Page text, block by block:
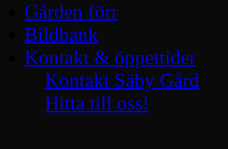
Gården förr
Bildbank
Kontakt & öppettider
Kontakt Säby Gård
Hitta till oss!